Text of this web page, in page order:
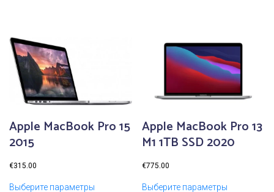
Apple MacBook Pro 15
2015
€315.00
Выберите параметры
Apple MacBook Pro 13
M1 1TB SSD 2020
€775.00
Выберите параметры